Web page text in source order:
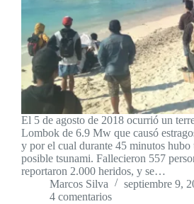
El 5 de agosto de 2018 ocurrió un
Lombok de 6.9 Mw que causó
y por el cual durante 45 minutos hubo
posible tsunami. Fallecieron 557
reportaron 2.000 heridos, y se…
Marcos Silva
septiembre 9,
4 comentarios